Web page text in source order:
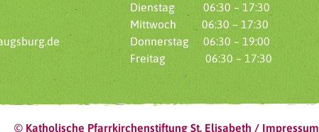
Dienstag 06:30 – 17:30
Mittwoch 06:30 – 17:30
Donnerstag 06:30 – 19:00
Freitag 06:30 – 17:30
© Katholische Pfarrkirchenstiftung St. Elisabeth / Impressum